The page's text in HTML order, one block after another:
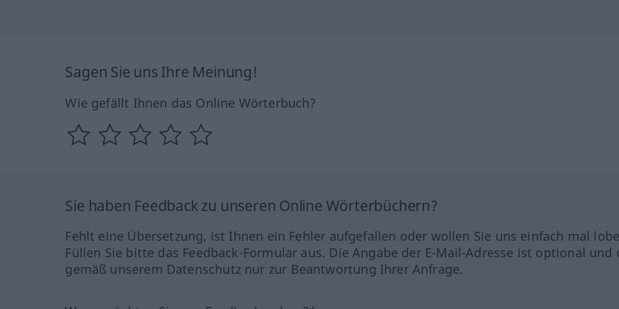
Sagen Sie uns Ihre Meinung!
Wie gefällt Ihnen das Online Wörterbuch?
Sie haben Feedback zu unseren Online Wörterbüchern?
Fehlt eine Übersetzung, ist Ihnen ein Fehler aufgefallen oder wollen Sie uns einfach mal
Füllen Sie bitte das Feedback-Formular aus. Die Angabe der E-Mail-Adresse ist optional und
gemäß unserem Datenschutz nur zur Beantwortung Ihrer Anfrage.